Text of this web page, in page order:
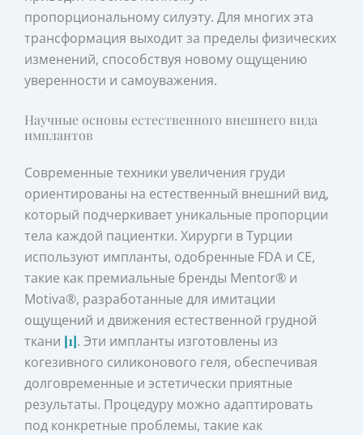
пропорциональному силуэту. Для многих эта
трансформация выходит за пределы физических
изменений, способствуя новому ощущению
уверенности и самоуважения.
Научные основы естественного внешнего вида
имплантов
Современные техники увеличения груди
ориентированы на естественный внешний вид,
который подчеркивает уникальные пропорции
тела каждой пациентки. Хирурги в Турции
используют импланты, одобренные FDA и CE,
такие как премиальные бренды Mentor® и
Motiva®, разработанные для имитации
ощущений и движения естественной грудной
ткани [1]. Эти импланты изготовлены из
когезивного силиконового геля, обеспечивая
долговременные и эстетически приятные
результаты. Процедуру можно адаптировать
под конкретные проблемы, такие как